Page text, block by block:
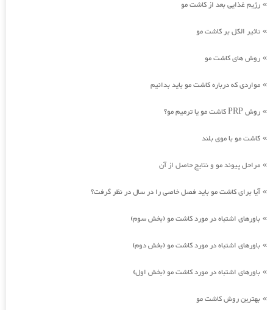
» رژیم غذایی بعد از کاشت مو
» تاثیر الکل بر کاشت مو
» روش های کاشت مو
» مواردی که درباره کاشت مو باید بدانیم
» روش PRP کاشت مو یا ترمیم مو؟
» کاشت مو با موی بلند
» مراحل پیوند مو و نتایج حاصل از آن
»آیا برای کاشت مو باید فصل خاصی را در سال در نظر گرفت؟
» باورهای اشتباه در مورد کاشت مو (بخش سوم)
» باورهای اشتباه در مورد کاشت مو (بخش دوم)
» باورهای اشتباه در مورد کاشت مو (بخش اول)
» بهترین روش کاشت مو